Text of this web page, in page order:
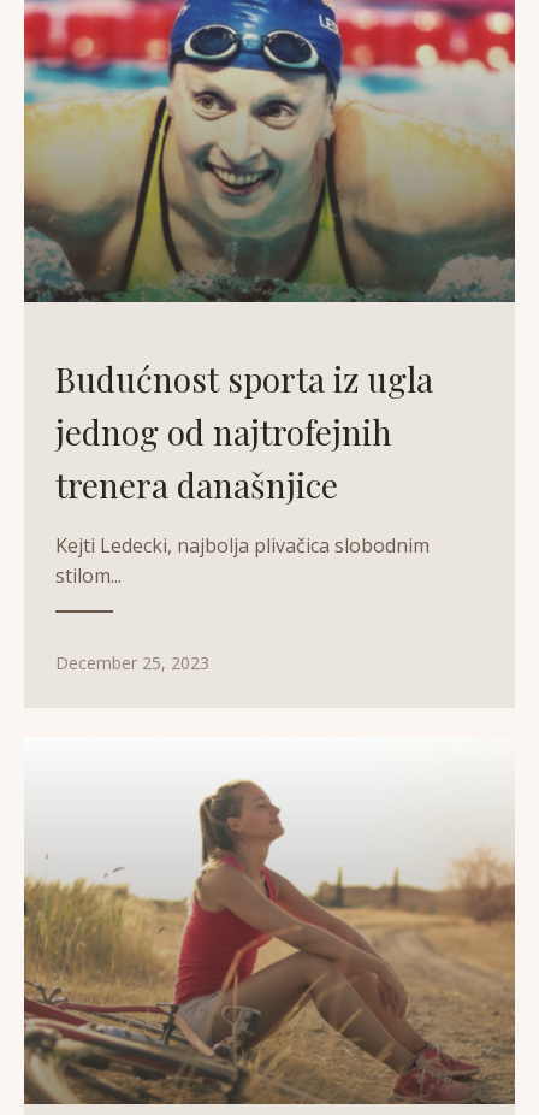
Budućnost sporta iz ugla
jednog od najtrofejnih
trenera današnjice
Kejti Ledecki, najbolja plivačica slobodnim
stilom...
December 25, 2023